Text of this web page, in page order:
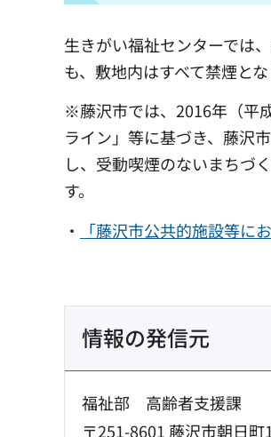
生きがい福祉センターでは
も、敷地内はすべて禁煙と
※藤沢市では、2016年（平
ライン」等に基づき、藤沢
し、受動喫煙のないまちづ
す。
・
「藤沢市公共的施設等に
情報の発信元
福祉部 高齢者支援課
〒251-8601 藤沢市朝日